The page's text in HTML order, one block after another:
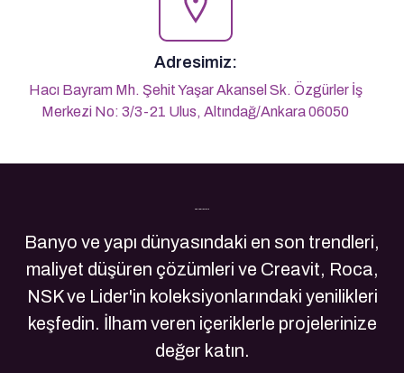
Adresimiz:
Hacı Bayram Mh. Şehit Yaşar Akansel Sk. Özgürler İş
Merkezi No: 3/3-21 Ulus, Altındağ/Ankara 06050
Son Yazılarımız
Banyo ve yapı dünyasındaki en son trendleri,
maliyet düşüren çözümleri ve Creavit, Roca,
NSK ve Lider'in koleksiyonlarındaki yenilikleri
keşfedin. İlham veren içeriklerle projelerinize
değer katın.